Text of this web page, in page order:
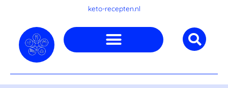
inhoud
keto-recepten.nl